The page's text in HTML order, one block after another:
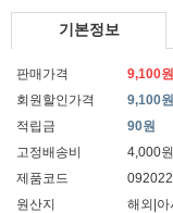
기본정보
판매가격
9,100원
회원할인가격
9,100원
적립금
90원
고정배송비
4,000원
제품코드
원산지
해외|아